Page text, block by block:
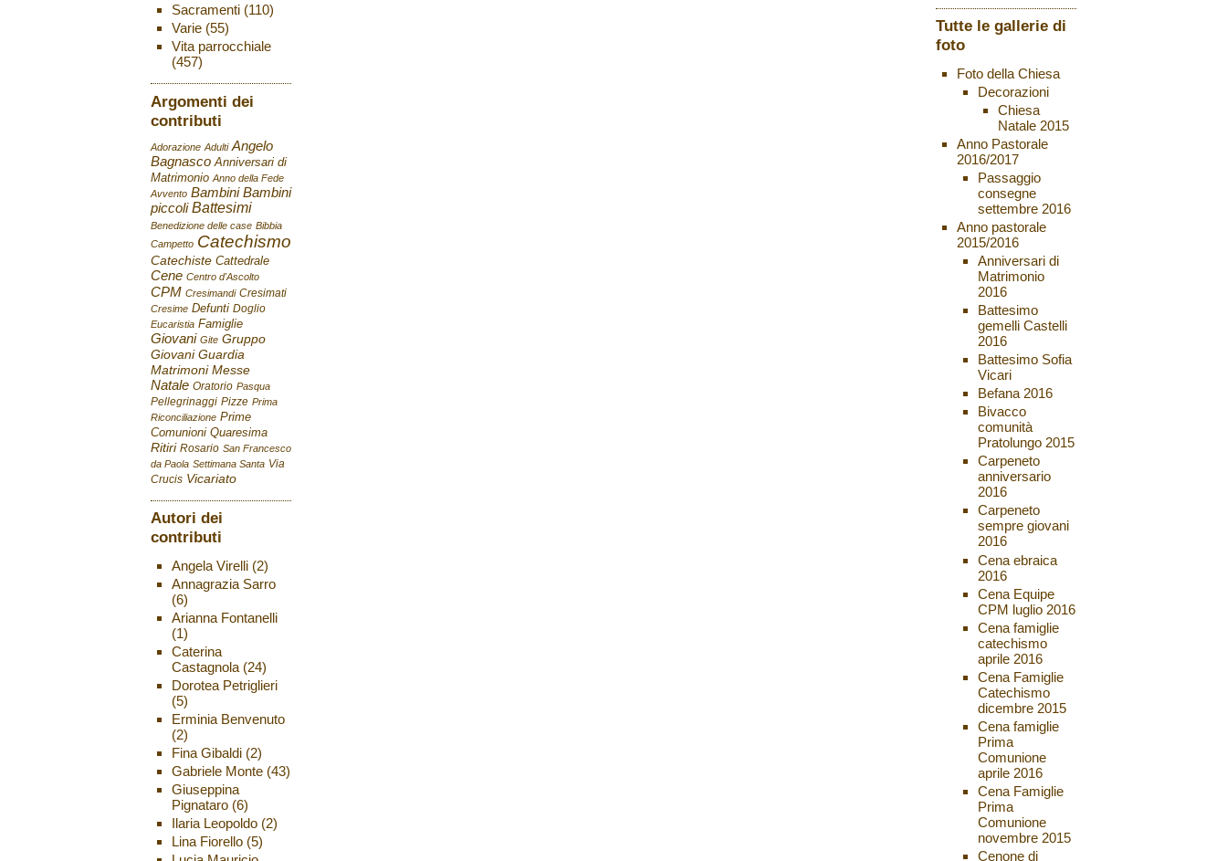
Sacramenti(110)
Varie(55)
Vita parrocchiale
(457)
Argomenti dei
contributi
Adorazione Adulti Angelo
Bagnasco Anniversari di
Matrimonio Anno della Fede
Avvento Bambini Bambini
piccoli Battesimi
Benedizione delle case Bibbia
Campetto Catechismo
Catechiste Cattedrale
Cene Centro d'Ascolto
CPM Cresimandi Cresimati
Cresime Defunti Doglio
Eucaristia Famiglie
Giovani Gite Gruppo
Giovani Guardia
Matrimoni Messe
Natale Oratorio Pasqua
Pellegrinaggi Pizze Prima
Riconciliazione Prime
Comunioni Quaresima
Ritiri Rosario San Francesco
da Paola Settimana Santa Via
Crucis Vicariato
Autori dei
contributi
Angela Virelli(2)
Annagrazia Sarro
(6)
Arianna Fontanelli
(1)
Caterina
Castagnola(24)
Dorotea Petriglieri
(5)
Erminia Benvenuto
(2)
Fina Gibaldi(2)
Gabriele Monte(43)
Giuseppina
Pignataro(6)
Ilaria Leopoldo(2)
Lina Fiorello(5)
Tutte le gallerie di
foto
Foto della Chiesa
Decorazioni
Chiesa
Natale 2015
Anno Pastorale
2016/2017
Passaggio
consegne
settembre 2016
Anno pastorale
2015/2016
Anniversari di
Matrimonio
2016
Battesimo
gemelli Castelli
2016
Battesimo Sofia
Vicari
Befana 2016
Bivacco
comunità
Pratolungo 2015
Carpeneto
anniversario
2016
Carpeneto
sempre giovani
2016
Cena ebraica
2016
Cena Equipe
CPM luglio 2016
Cena famiglie
catechismo
aprile 2016
Cena Famiglie
Catechismo
dicembre 2015
Cena famiglie
Prima
Comunione
aprile 2016
Cena Famiglie
Prima
Comunione
novembre 2015
Cenone di